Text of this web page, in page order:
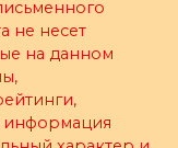
не несет
на данном
информация